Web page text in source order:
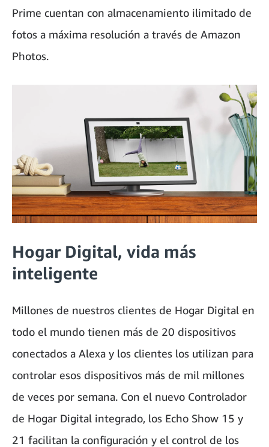
Prime cuentan con almacenamiento ilimitado de
fotos a máxima resolución a través de Amazon
Photos.
Hogar Digital, vida más
inteligente
Millones de nuestros clientes de Hogar Digital en
todo el mundo tienen más de 20 dispositivos
conectados a Alexa y los clientes los utilizan para
controlar esos dispositivos más de mil millones
de veces por semana. Con el nuevo Controlador
de Hogar Digital integrado, los Echo Show 15 y
21 facilitan la configuración y el control de los